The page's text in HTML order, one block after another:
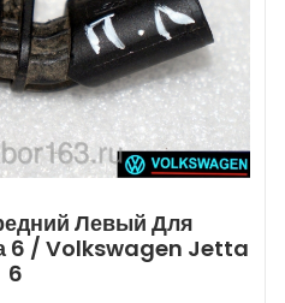
Левый Для
6 / Volkswagen Jetta
6